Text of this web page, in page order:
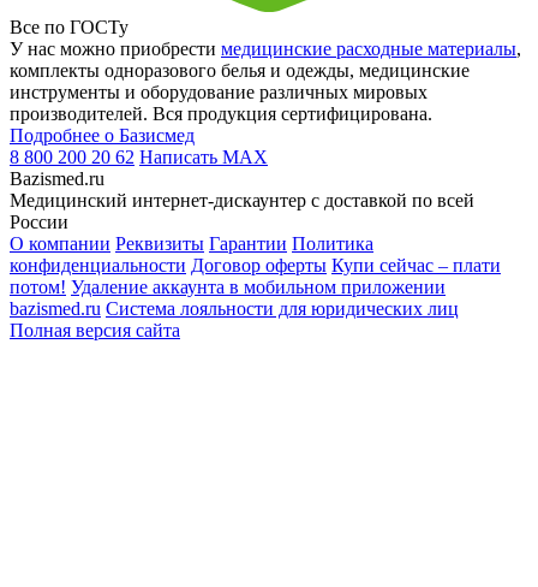
Все по ГОСТу
У нас можно приобрести медицинские расходные материалы,
комплекты одноразового белья и одежды, медицинские
инструменты и оборудование различных мировых
производителей. Вся продукция сертифицирована.
Подробнее о Базисмед
8 800 200 20 62 Написать MAX
Bazismed.ru
Медицинский интернет-дискаунтер с доставкой по всей
России
О компании Реквизиты Гарантии Политика
конфиденциальности Договор оферты Купи сейчас – плати
потом! Удаление аккаунта в мобильном приложении
bazismed.ru Система лояльности для юридических лиц
Полная версия сайта